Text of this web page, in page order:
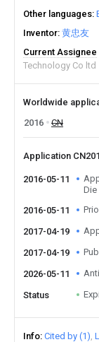
Other languages
Inventor 黄忠友
Current Assignee
Technology Co ltd
Worldwide
2016
CN
Application
2016-05-11
Die
2016-05-11
2017-04-19
2017-04-19
2026-05-11
Status
Info Cited by (1)